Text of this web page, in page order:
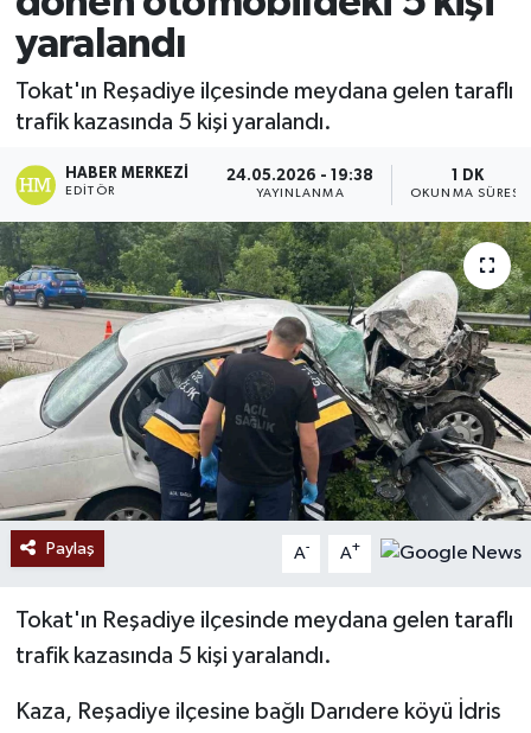
yaralandı
Tokat'ın Reşadiye ilçesinde meydana gelen taraflı
trafik kazasında 5 kişi yaralandı.
HABER MERKEZI
EDITÖR
24.05.2026 - 19:38
YAYINLANMA
1 DK
OKUNMA SÜRESI
Paylaş A- A+
Tokat'ın Reşadiye ilçesinde meydana gelen taraflı
trafik kazasında 5 kişi yaralandı.
Kaza, Reşadiye ilçesine bağlı Darıdere köyü İdris
Ekonomi
Sağlık
Tokat Haber